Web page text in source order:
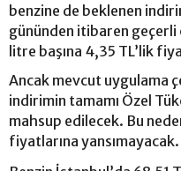
benzine de beklenen
gününden itibaren
litre başına 4,35 TL’lik
Ancak mevcut uygulama
indirimin tamamı Özel
mahsup edilecek. Bu
fiyatlarına yansımayacak.